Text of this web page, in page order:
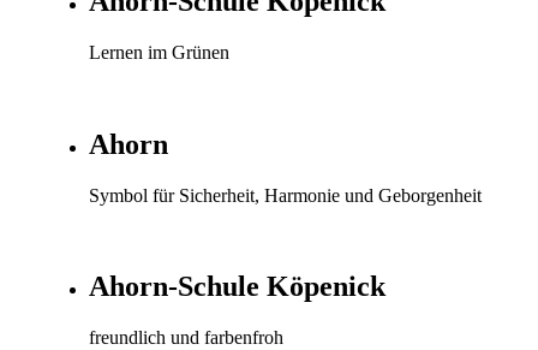
Lernen im Grünen
Ahorn
Symbol für Sicherheit, Harmonie und Geborgenheit
Ahorn-Schule Köpenick
freundlich und farbenfroh